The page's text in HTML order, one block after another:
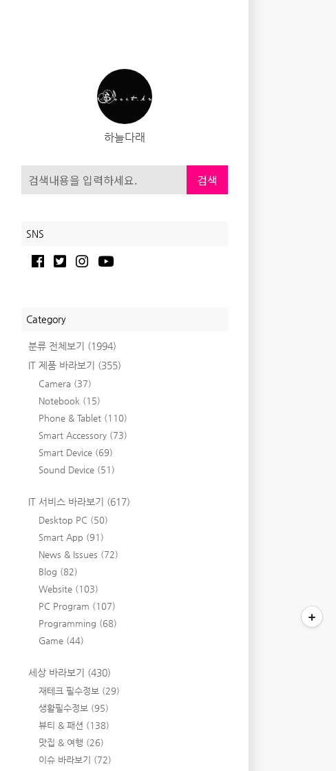
하늘다래
검색
SNS
Category
분류 전체보기 (1994)
IT 제품 바라보기 (355)
Camera (37)
Notebook (15)
Phone & Tablet (110)
Smart Accessory (73)
Smart Device (69)
Sound Device (51)
IT 서비스 바라보기 (617)
Desktop PC (50)
Smart App (91)
News & Issues (72)
Blog (82)
Website (103)
PC Program (107)
Programming (68)
Game (44)
세상 바라보기 (430)
재테크 필수정보 (29)
생활필수정보 (95)
뷰티 & 패션 (138)
맛집 & 여행 (26)
이슈 바라보기 (72)